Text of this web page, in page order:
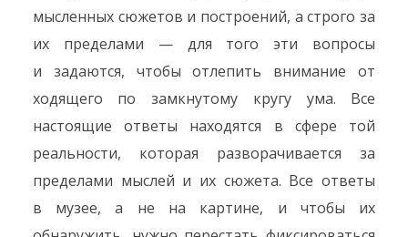
мысленных сюжетов и построений, а строго за
их пределами — для того эти вопросы
и задаются, чтобы отлепить внимание от
ходящего по замкнутому кругу ума. Все
настоящие ответы находятся в сфере той
реальности, которая разворачивается за
пределами мыслей и их сюжета. Все ответы
в музее, а не на картине, и чтобы их